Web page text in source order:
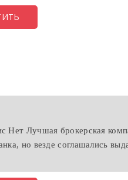
Нет Лучшая брокерская
но везде соглашались